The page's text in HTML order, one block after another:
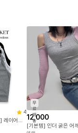
4
[1+1/halter neck] 레이어드코디, 홀터넥 나시 슬리브리스
무
료
배
송
12,000